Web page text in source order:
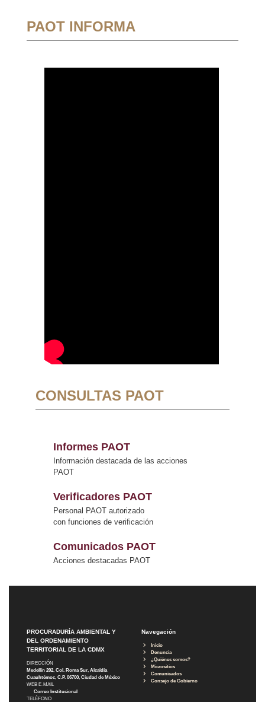
PAOT INFORMA
CONSULTAS PAOT
Informes PAOT
Información destacada de las acciones
PAOT
Verificadores PAOT
Personal PAOT autorizado
con funciones de verificación
Comunicados PAOT
Acciones destacadas PAOT
PROCURADURÍA AMBIENTAL Y
DEL ORDENAMIENTO
TERRITORIAL DE LA CDMX
DIRECCIÓN
Medellín 202, Col. Roma Sur, Alcaldía
Cuauhtémoc, C.P. 06700, Ciudad de México
WEB E-MAIL
Correo Institucional
TELÉFONO
Navegación
Inicio
Denuncia
¿Quiénes somos?
Micrositios
Comunicados
Consejo de Gobierno